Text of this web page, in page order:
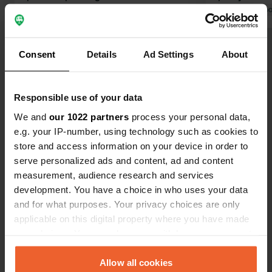
Consent Details Ad Settings About
Responsible use of your data
We and our 1022 partners process your personal data,
e.g. your IP-number, using technology such as cookies to
store and access information on your device in order to
serve personalized ads and content, ad and content
measurement, audience research and services
development. You have a choice in who uses your data
and for what purposes. Your privacy choices are only
applicable on this digital property where you have made
any time from the Cookie Declaration or by clicking on
the Privacy trigger icon.Allow all cookies
Traduit par
Es-tu déjà venu ici ?
Contact
Emplacement